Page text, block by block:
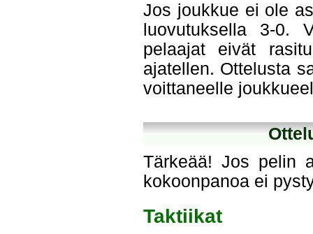
Jos joukkue ei ole
luovutuksella 3-0.
pelaajat eivät
ajatellen. Ottelusta
voittaneelle
Tärkeää! Jos pelin
kokoonpanoa ei
Taktiikat